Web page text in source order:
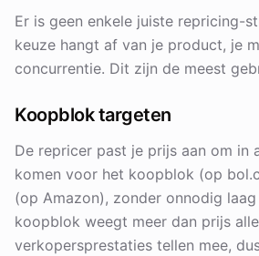
Er is geen enkele juiste repricing-
keuze hangt af van je product, je
concurrentie. Dit zijn de meest
Koopblok targeten
De repricer past je prijs aan om in
komen voor het koopblok (op
(op Amazon), zonder onnodig
koopblok weegt meer dan prijs
verkopersprestaties tellen mee,